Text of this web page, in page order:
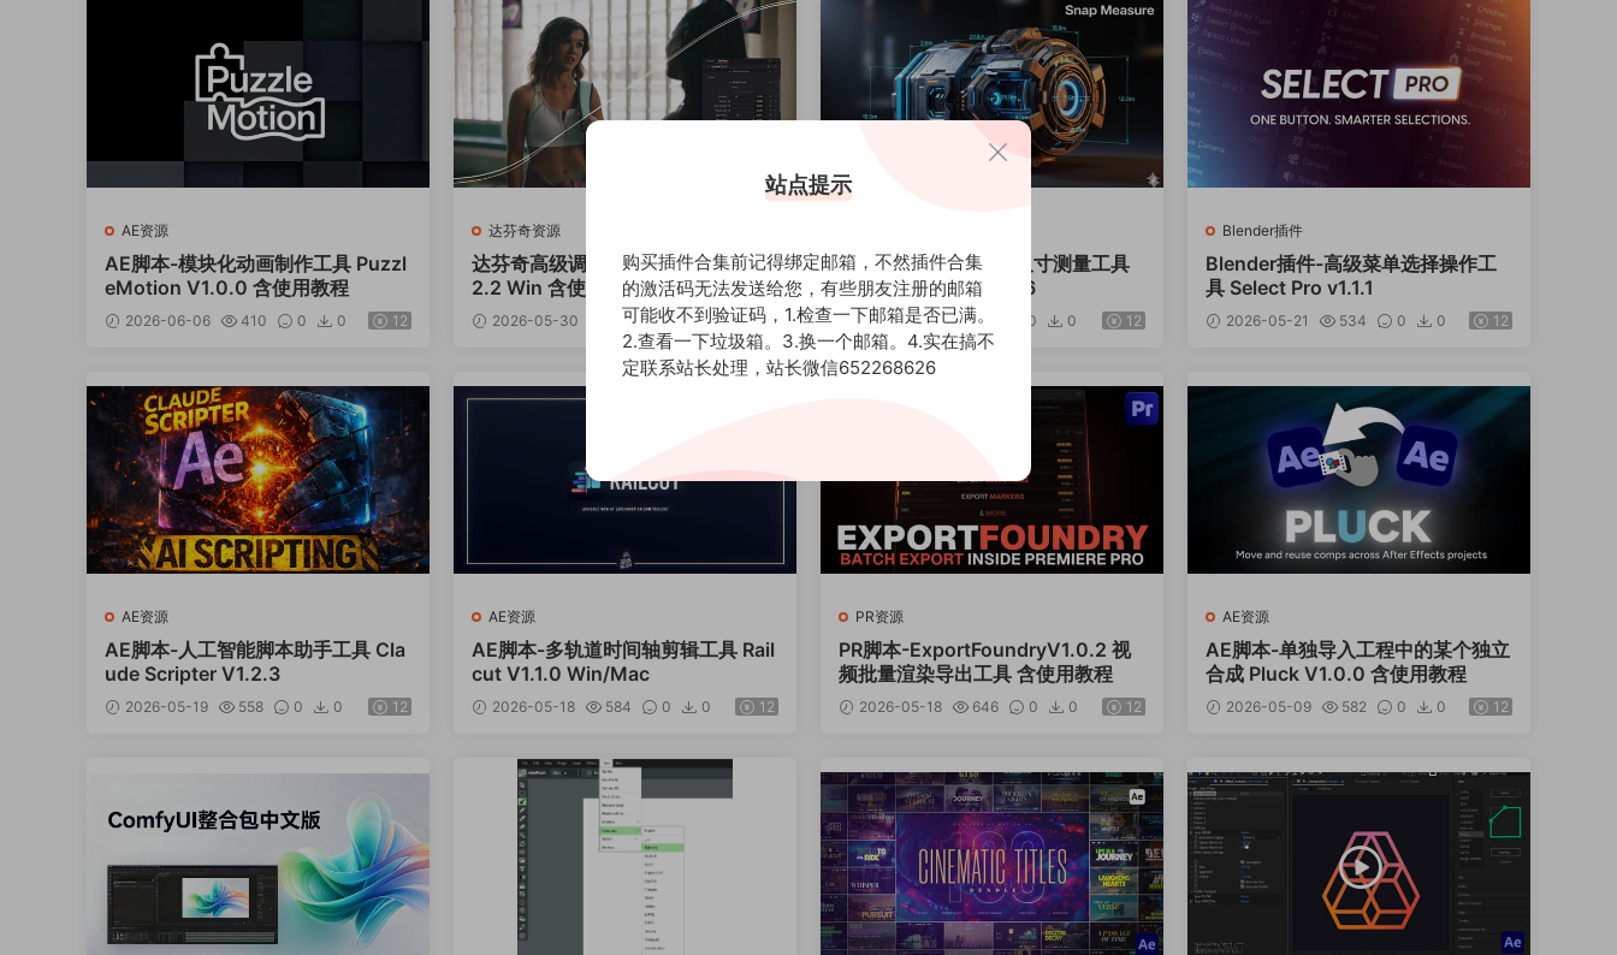
AE资源
AE脚本-模块化动画制作工具 Puzzl
eMotion V1.0.0 含使用教程
2026-06-06 410 0 0 12
达芬奇资源
达芬奇高级调色插件 Contour V2.
2.2 Win 含使用教程
2026-05-30 490 0 0 12
Blender插件-吸附式尺寸测量工具
Snap Measure v2.4.6
2026-05-21 558 0 0 12
Blender插件
Blender插件-高级菜单选择操作工
具 Select Pro v1.1.1
2026-05-21 534 0 0 12
AE资源
AE脚本-人工智能脚本助手工具 Cla
ude Scripter V1.2.3
2026-05-19 558 0 0 12
AE资源
AE脚本-多轨道时间轴剪辑工具 Rail
cut V1.1.0 Win/Mac
2026-05-18 584 0 0 12
PR资源
PR脚本-ExportFoundryV1.0.2 视
频批量渲染导出工具 含使用教程
2026-05-18 646 0 0 12
AE资源
AE脚本-单独导入工程中的某个独立
合成 Pluck V1.0.0 含使用教程
2026-05-09 582 0 0 12
站点提示
购买插件合集前记得绑定邮箱，不然插件合集
的激活码无法发送给您，有些朋友注册的邮箱
可能收不到验证码，1.检查一下邮箱是否已满。
2.查看一下垃圾箱。3.换一个邮箱。4.实在搞不
定联系站长处理，站长微信652268626